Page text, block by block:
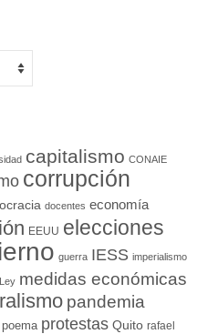
capitalismo CONAIE
corrupción
docentes economía
EEUU elecciones
guerra IESS imperialismo
Ley medidas económicas
pandemia
poema protestas Quito rafael